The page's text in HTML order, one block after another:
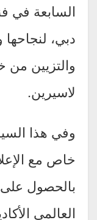
السابعة في
دبي،
والتزيين
لاسيرين.
وفي هذا
خاص مع
بالحصول على
العالمي